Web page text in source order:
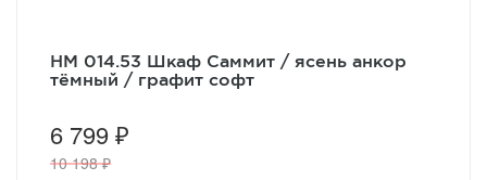
НМ 014.53 Шкаф Саммит / ясень анкор
тёмный / графит софт
6 799 ₽
10 198 ₽